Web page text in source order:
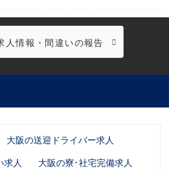
人情報・間違いの報告
大阪の送迎ドライバー求人
求人
大阪の寮･社宅完備求人